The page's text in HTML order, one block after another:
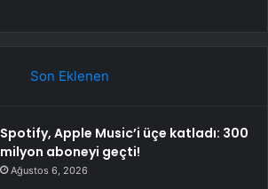
Son Eklenen
Spotify, Apple Music’i üçe katladı: 300
milyon aboneyi geçti!
Ağustos 6, 2026